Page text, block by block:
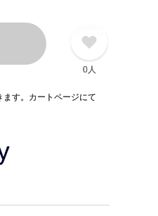
0人
す。カートページにて